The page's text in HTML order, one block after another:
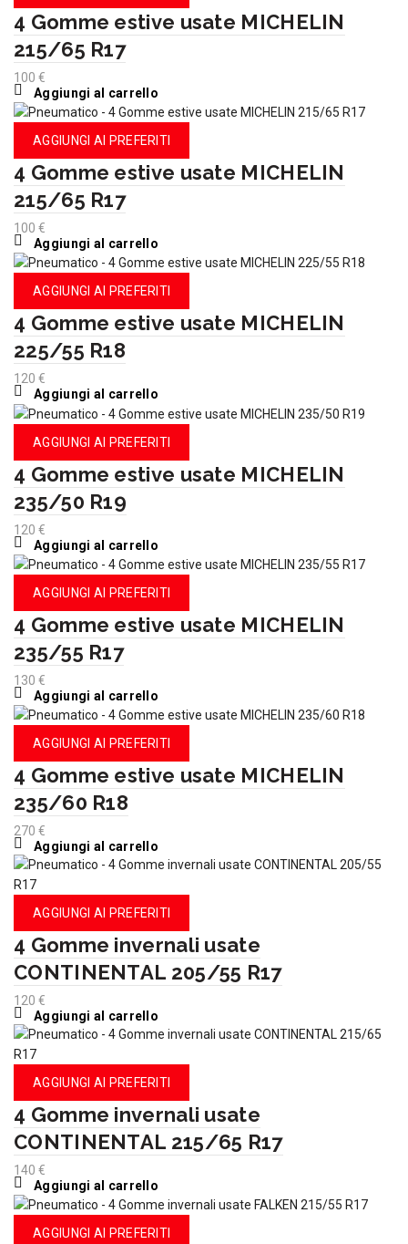
4 Gomme estive usate MICHELIN
215/65 R17
100 €
Aggiungi al carrello
AGGIUNGI AI PREFERITI
4 Gomme estive usate MICHELIN
215/65 R17
100 €
Aggiungi al carrello
AGGIUNGI AI PREFERITI
4 Gomme estive usate MICHELIN
225/55 R18
120 €
Aggiungi al carrello
AGGIUNGI AI PREFERITI
4 Gomme estive usate MICHELIN
235/50 R19
120 €
Aggiungi al carrello
AGGIUNGI AI PREFERITI
4 Gomme estive usate MICHELIN
235/55 R17
130 €
Aggiungi al carrello
AGGIUNGI AI PREFERITI
4 Gomme estive usate MICHELIN
235/60 R18
270 €
Aggiungi al carrello
AGGIUNGI AI PREFERITI
4 Gomme invernali usate
CONTINENTAL 205/55 R17
120 €
Aggiungi al carrello
AGGIUNGI AI PREFERITI
4 Gomme invernali usate
CONTINENTAL 215/65 R17
140 €
Aggiungi al carrello
AGGIUNGI AI PREFERITI